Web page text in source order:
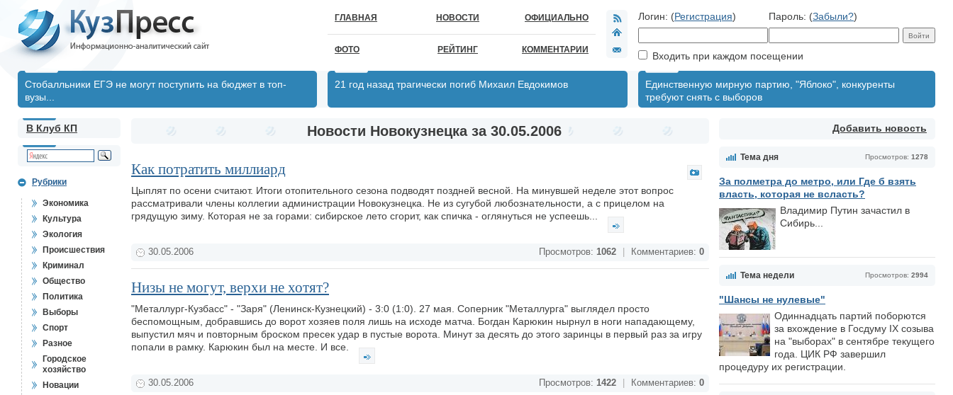
ГЛАВНАЯ НОВОСТИ ОФИЦИАЛЬНО
ФОТО РЕЙТИНГ КОММЕНТАРИИ
Логин: (Регистрация) Пароль: (Забыли?)
Входить при каждом посещении
Стобалльники ЕГЭ не могут поступить на бюджет в топ-
вузы...
21 год назад трагически погиб Михаил Евдокимов
Единственную мирную партию, "Яблоко", конкуренты
требуют снять с выборов
Добавить новость
Просмотров: 1278
Тема дня
За полметра до метро, или Где б взять
власть, которая не всласть?
Владимир Путин зачастил в
Сибирь...
Просмотров: 2994
Тема недели
"Шансы не нулевые"
Одиннадцать партий поборются
за вхождение в Госдуму IX созыва
на "выборах" в сентябре текущего
года. ЦИК РФ завершил
процедуру их регистрации.
В Клуб КП
Рубрики
Экономика
Культура
Экология
Происшествия
Криминал
Общество
Политика
Выборы
Спорт
Разное
Городское
хозяйство
Новации
Новости Новокузнецка за 30.05.2006
Как потратить миллиард
Цыплят по осени считают. Итоги отопительного сезона подводят поздней весной. На минувшей неделе этот вопрос
рассматривали члены коллегии администрации Новокузнецка. Не из сугубой любознательности, а с прицелом на
грядущую зиму. Которая не за горами: сибирское лето сгорит, как спичка - оглянуться не успеешь...
30.05.2006 Просмотров: 1062 Комментариев: 0
Низы не могут, верхи не хотят?
"Металлург-Кузбасс" - "Заря" (Ленинск-Кузнецкий) - 3:0 (1:0). 27 мая. Соперник "Металлурга" выглядел просто
беспомощным, добравшись до ворот хозяев поля лишь на исходе матча. Богдан Карюкин нырнул в ноги нападающему,
выпустил мяч и повторным броском пресек удар в пустые ворота. Минут за десять до этого заринцы в первый раз за игру
попали в рамку. Карюкин был на месте. И все.
30.05.2006 Просмотров: 1422 Комментариев: 0